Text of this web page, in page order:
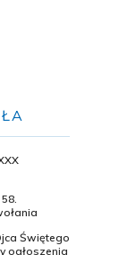
Świętego
ogłoszenia